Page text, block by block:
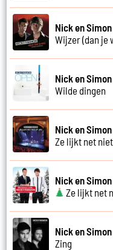
Nick en Simon
Wijzer (dan je
Nick en Simon
Wilde dingen
Nick en Simon
Ze lijkt net
Nick en Simon
Ze lijkt net
Nick en Simon
Zing